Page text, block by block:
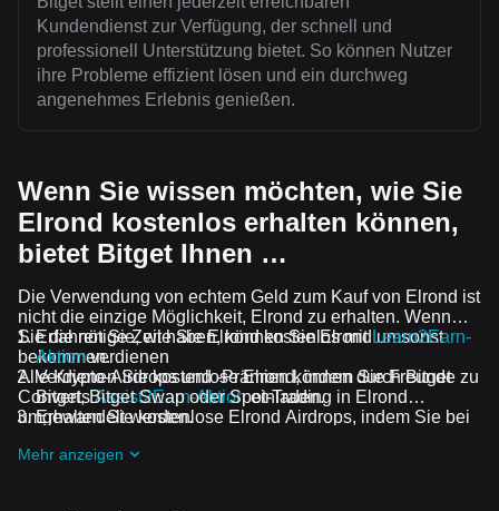
Kundendienst zur Verfügung, der schnell und
professionell Unterstützung bietet. So können Nutzer
ihre Probleme effizient lösen und ein durchweg
angenehmes Erlebnis genießen.
Wenn Sie wissen möchten, wie Sie
Elrond kostenlos erhalten können,
bietet Bitget Ihnen …
Die Verwendung von echtem Geld zum Kauf von Elrond ist
nicht die einzige Möglichkeit, Elrond zu erhalten. Wenn
Sie die nötige Zeit haben, können Sie Elrond umsonst
bekommen.
Erfahren Sie, wie Sie Elrond kostenlos mit Learn2Earn-
Aktionverdienen
Verdienen Sie kostenlose Elrond, indem Sie Freunde zu
BitgetsAssist2Earn-Aktioneinladen.
Erhalten Sie kostenlose Elrond Airdrops, indem Sie bei
Alle Krypto-Airdrops und -Prämien können durch Bitget
Convert, Bitget Swap oder Spot-Trading in Elrond
umgewandelt werden.
Mehr anzeigen